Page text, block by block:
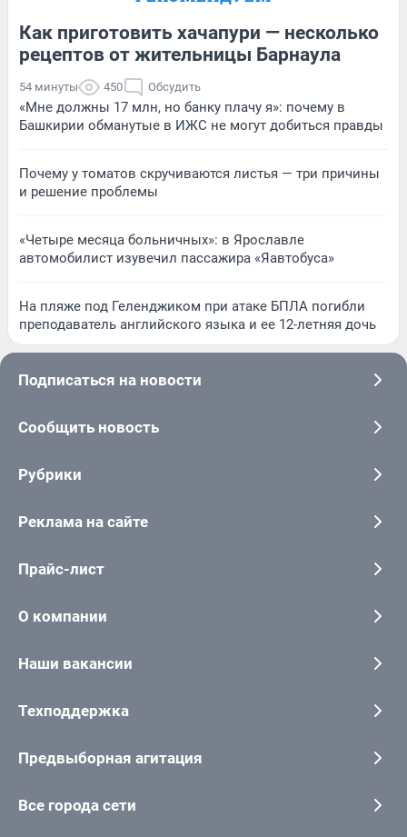
Как приготовить хачапури — несколько
рецептов от жительницы Барнаула
54 минуты 450 Обсудить
«Мне должны 17 млн, но банку плачу я»: почему в
Башкирии обманутые в ИЖС не могут добиться правды
Почему у томатов скручиваются листья — три причины
и решение проблемы
«Четыре месяца больничных»: в Ярославле
автомобилист изувечил пассажира «Яавтобуса»
На пляже под Геленджиком при атаке БПЛА погибли
преподаватель английского языка и ее 12-летняя дочь
Подписаться на новости
Сообщить новость
Рубрики
Реклама на сайте
Прайс-лист
О компании
Наши вакансии
Техподдержка
Предвыборная агитация
Все города сети